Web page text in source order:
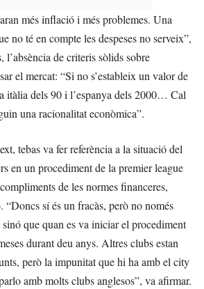
més inflació i més problemes. Una
no té en compte les despeses no serveix”,
l’absència de criteris sòlids sobre
el mercat: “Si no s’estableix un valor de
itàlia dels 90 i l’espanya dels 2000… Cal
una racionalitat econòmica”.
tebas va fer referència a la situació del
en un procediment de la premier league
de les normes financeres,
“Doncs sí és un fracàs, però no només
que quan es va iniciar el procediment
durant deu anys. Altres clubs estan
però la impunitat que hi ha amb el city
amb molts clubs anglesos”, va afirmar.